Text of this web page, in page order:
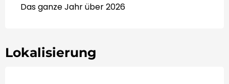
Das ganze Jahr über 2026
Lokalisierung